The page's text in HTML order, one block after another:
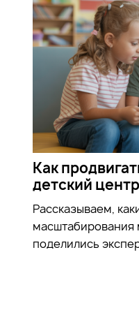
Как
детский центр
Рассказываем,
поделились